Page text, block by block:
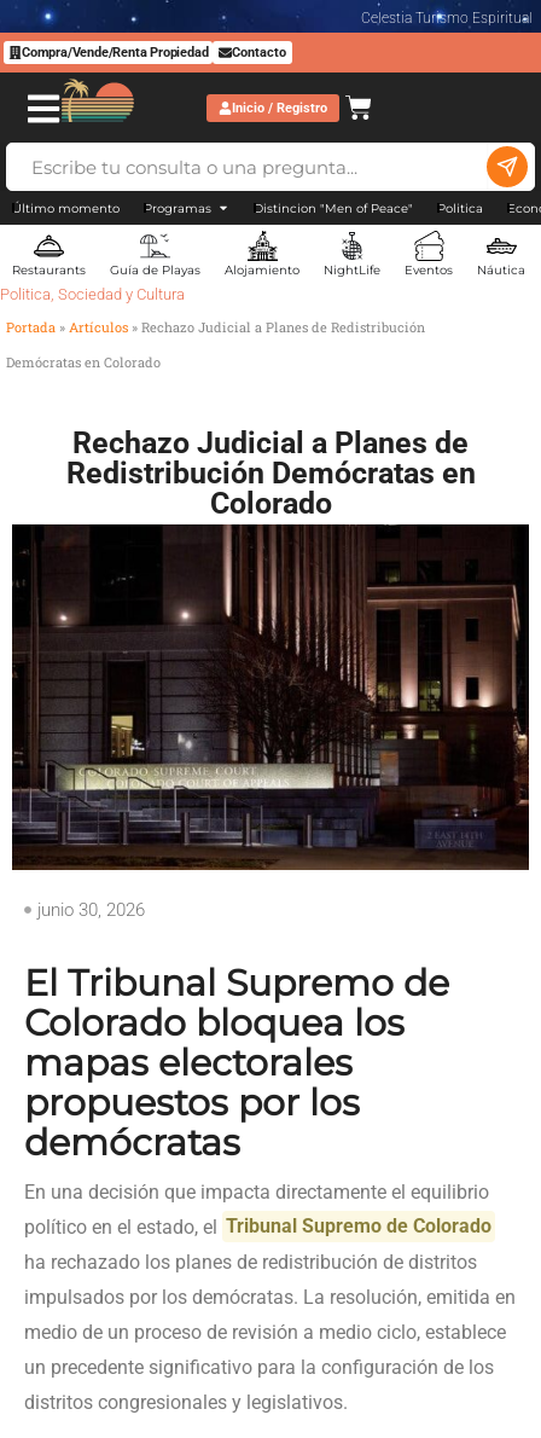
Celestia Turismo Espiritual
Compra/Vende/Renta Propiedad Contacto
Inicio / Registro
Último momento Programas Distincion "Men of Peace" Politica
Restaurants Guía de Playas Alojamiento NightLife Eventos Náutica
Politica, Sociedad y Cultura
Portada » Artículos » Rechazo Judicial a Planes de Redistribución
Demócratas en Colorado
Rechazo Judicial a Planes de
Redistribución Demócratas en
Colorado
junio 30, 2026
El Tribunal Supremo de
Colorado bloquea los
mapas electorales
propuestos por los
demócratas
En una decisión que impacta directamente el equilibrio
político en el estado, el Tribunal Supremo de Colorado
ha rechazado los planes de redistribución de distritos
impulsados por los demócratas. La resolución, emitida en
medio de un proceso de revisión a medio ciclo, establece
un precedente significativo para la configuración de los
distritos congresionales y legislativos.